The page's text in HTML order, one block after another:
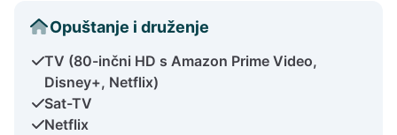
Opuštanje i druženje
TV (80-inčni HD s Amazon Prime Video,
Disney+, Netflix)
Sat-TV
Netflix